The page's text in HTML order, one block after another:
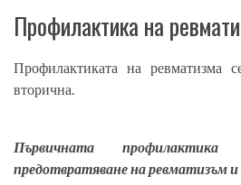
Профилактика на
Профилактиката на ревматизма
вторична.
Първичната
предотвратяване на ревматизъм и